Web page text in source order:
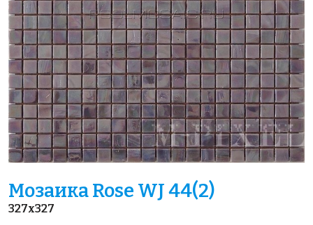
Мозаика Rose WJ 44(2)
327x327